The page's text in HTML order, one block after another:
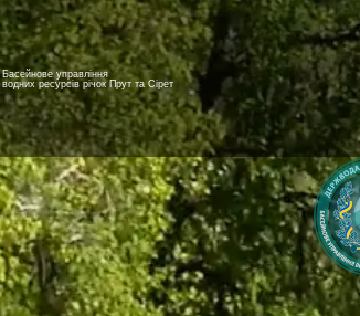
Басейнове управління
водних ресурсів річок Прут та Сірет